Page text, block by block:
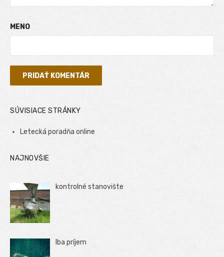
MENO
SÚVISIACE STRÁNKY
Letecká poradňa online
NAJNOVŠIE
kontrolné stanovište
Iba príjem